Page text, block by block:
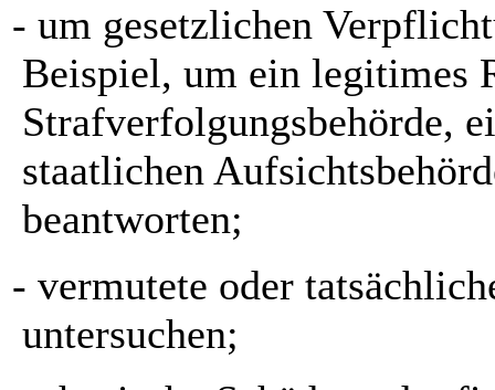
- um gesetzlichen
Beispiel, um ein legitimes
Strafverfolgungsbehörde,
staatlichen
beantworten;
- vermutete oder
untersuchen;